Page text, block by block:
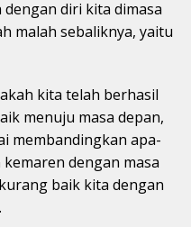
diri kita dimasa
malah sebaliknya, yaitu
kita telah berhasil
menuju masa depan,
membandingkan apa-
dengan masa
baik kita dengan